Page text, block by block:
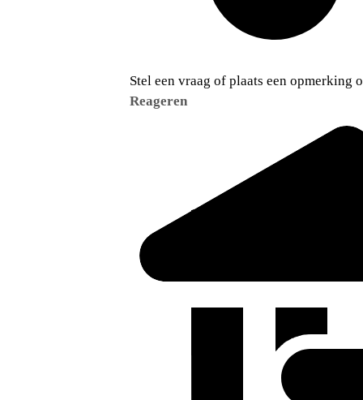
Stel een vraag of plaats een opmerking
Reageren